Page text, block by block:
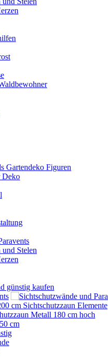
Gartendeko Figuren
Deko
und Stelen
cm Sichtschutzzaun Elemente
Metall 180 cm hoch
cm